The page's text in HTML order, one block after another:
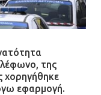
της
χορηγήθηκε
εφαρμογή.